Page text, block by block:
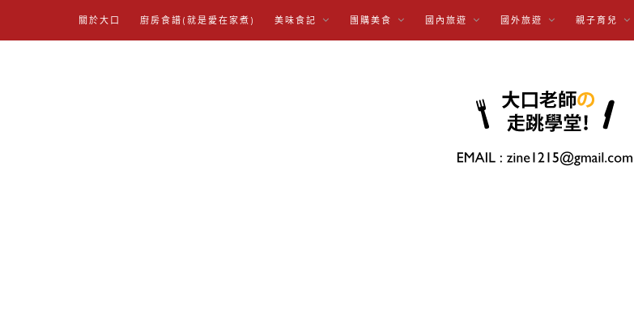
關於大口 廚房食譜(就是愛在家煮) 美味食記 團購美食 國內旅遊 國外旅遊 親子育兒